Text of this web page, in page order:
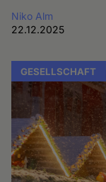
Niko Alm
22.12.2025
GESELLSCHAFT